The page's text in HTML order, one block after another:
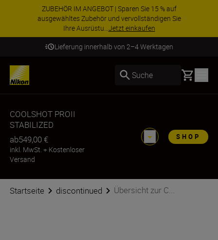
ZUBEHÖR IM ANGEBOT | Sparen Sie 15 % auf
ausgewähltes Zubehör und vervollständigen Sie
Ihre Ausrüstu...Jetzt einkaufen
Lieferung innerhalb von 2–4 Werktagen
Suche Basket
COOLSHOT PROII
STABILIZED
ab549,00 €
inkl. MwSt. + Kostenloser
Versand
SHOP
Startseite discontinued Übersicht zur C...